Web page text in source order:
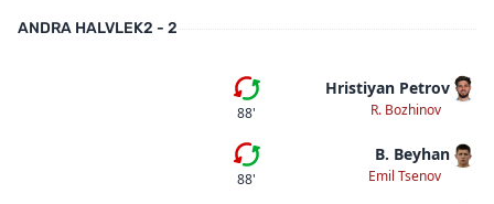
ANDRA HALVLEK2 - 2
Byte
88'
Hristiyan Petrov
R. Bozhinov
Byte
88'
B. Beyhan
Emil Tsenov